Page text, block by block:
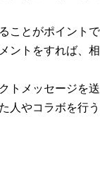
ことがポイントで
ントをすれば、
メッセージを送
人やコラボを行